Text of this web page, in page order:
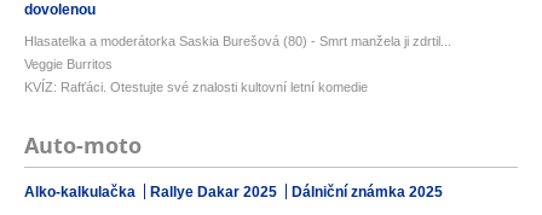
dovolenou
Hlasatelka a moderátorka Saskia Burešová (80) - Smrt manžela ji zdrtil...
Veggie Burritos
KVÍZ: Rafťáci. Otestujte své znalosti kultovní letní komedie
Auto-moto
Alko-kalkulačka Rallye Dakar 2025 Dálniční známka 2025